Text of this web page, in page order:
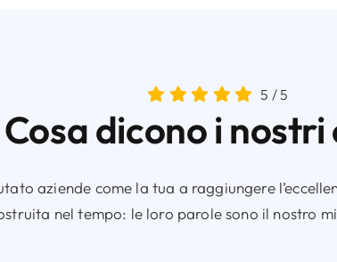
5 /5
Cosa dicono i
aziende come la tua a raggiungere
nel tempo: le loro parole sono il nostro